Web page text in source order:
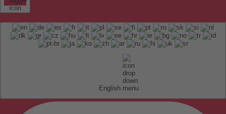
English